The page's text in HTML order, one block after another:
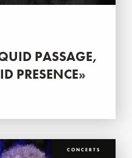
PASSAGE,
PRESENCE»
CONCERTS